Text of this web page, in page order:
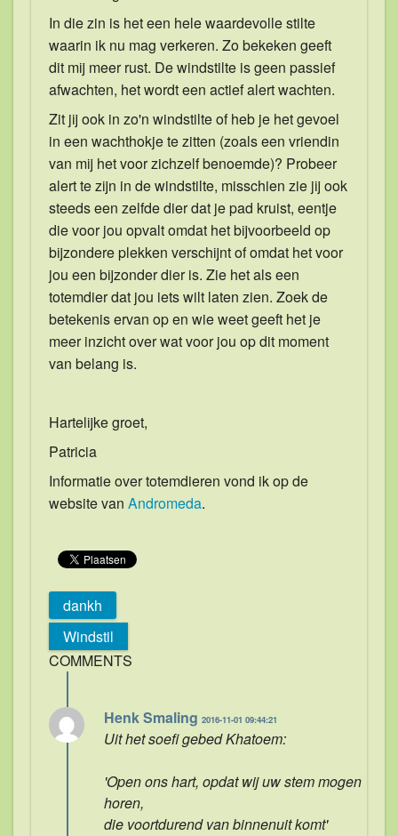
In die zin is het een hele waardevolle stilte
waarin ik nu mag verkeren. Zo bekeken geeft
dit mij meer rust. De windstilte is geen passief
afwachten, het wordt een actief alert wachten.
Zit jij ook in zo'n windstilte of heb je het gevoel
in een wachthokje te zitten (zoals een vriendin
van mij het voor zichzelf benoemde)? Probeer
alert te zijn in de windstilte, misschien zie jij ook
steeds een zelfde dier dat je pad kruist, eentje
die voor jou opvalt omdat het bijvoorbeeld op
bijzondere plekken verschijnt of omdat het voor
jou een bijzonder dier is. Zie het als een
totemdier dat jou iets wilt laten zien. Zoek de
betekenis ervan op en wie weet geeft het je
meer inzicht over wat voor jou op dit moment
van belang is.
Hartelijke groet,
Patricia
Informatie over totemdieren vond ik op de
website van Andromeda.
dankh
Windstil
COMMENTS
Henk Smaling 2016-11-01 09:44:21
Uit het soefi gebed Khatoem:
'Open ons hart, opdat wij uw stem mogen
horen,
die voortdurend van binnenuit komt'